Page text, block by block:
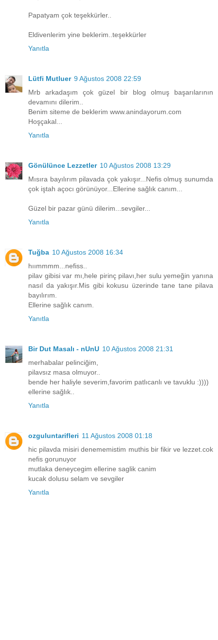
Papatyam çok teşekkürler..
Eldivenlerim yine beklerim..teşekkürler
Yanıtla
Lütfi Mutluer 9 Ağustos 2008 22:59
Mrb arkadaşım çok güzel bir blog olmuş başarılarının
devamını dilerim..
Benim siteme de beklerim www.anindayorum.com
Hoşçakal...
Yanıtla
Gönülünce Lezzetler 10 Ağustos 2008 13:29
Mısıra bayılırım pilavada çok yakışır...Nefis olmuş sunumda
çok iştah açocı görünüyor...Ellerine sağlık canım...
Güzel bir pazar günü dilerim...sevgiler...
Yanıtla
Tuğba 10 Ağustos 2008 16:34
hıımmmm...nefiss..
pilav gibisi var mı,hele pirinç pilavı,her sulu yemeğin yanına
nasıl da yakışır.Mis gibi kokusu üzerinde tane tane pilava
bayılırım.
Ellerine sağlık canım.
Yanıtla
Bir Dut Masalı - nUnU 10 Ağustos 2008 21:31
merhabalar pelinciğim,
pilavsız masa olmuyor..
bende her haliyle severim,favorim patlıcanlı ve tavuklu :))))
ellerine sağlık..
Yanıtla
ozguluntarifleri 11 Ağustos 2008 01:18
hic pilavda misiri denememistim muthis bir fikir ve lezzet.cok
nefis gorunuyor
mutlaka deneycegim ellerine saglik canim
kucak dolusu selam ve sevgiler
Yanıtla